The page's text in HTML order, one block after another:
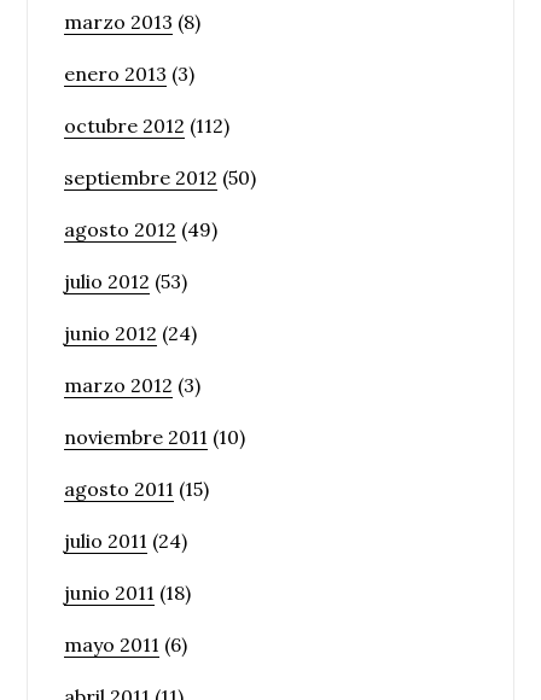
marzo 2013 (8)
enero 2013 (3)
octubre 2012 (112)
septiembre 2012 (50)
agosto 2012 (49)
julio 2012 (53)
junio 2012 (24)
marzo 2012 (3)
noviembre 2011 (10)
agosto 2011 (15)
julio 2011 (24)
junio 2011 (18)
mayo 2011 (6)